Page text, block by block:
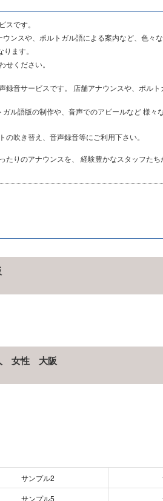
です。
ンスや、ポルトガル語による案内など、色々な
ます。
ください。
音サービスです。 店舗アナウンスや、ポルト
ル語版の制作や、音声でのアピールなど 様々
吹き替え、音声録音等にご利用下さい。
りのアナウンスを、 経験豊かなスタッフたち
女性 大阪
サンプル2
サンプル5